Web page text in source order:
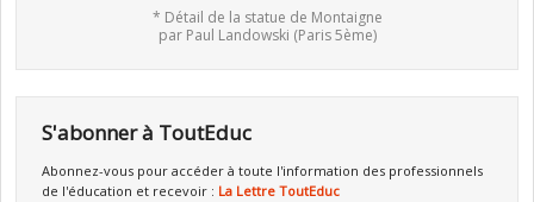
* Détail de la statue de Montaigne
par Paul Landowski (Paris 5ème)
S'abonner à ToutEduc
Abonnez-vous pour accéder à toute l'information des professionnels
de l'éducation et recevoir : La Lettre ToutEduc